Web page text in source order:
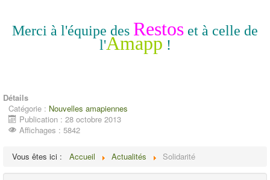
Merci à l'équipe des Restos et à celle de
l'Amapp !
Détails
Catégorie : Nouvelles amapiennes
Publication : 28 octobre 2013
Affichages : 5842
Vous êtes ici : Accueil Actualités Solidarité